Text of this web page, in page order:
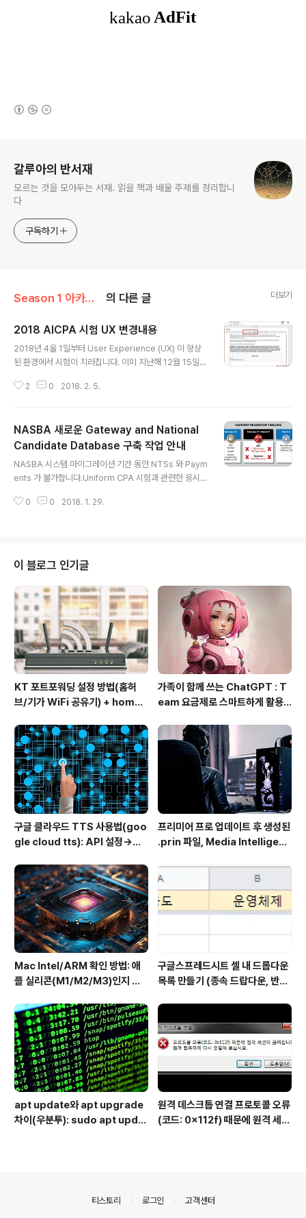
갈루아의 반서재
모르는 것을 모아두는 서재. 읽을 책과 배울 주제를 정리합니
다
구독하기
Season 1 아카이브/미국공인회계사 USCPA 의 다른 글 더보기
2018 AICPA 시험 UX 변경내용
2018년 4울 1일부터 User Experience (UX) 이 향상
된 환경에서 시험이 치러집니다. 이미 지난해 12월 15일,
바 있습니다. 새로운 환경에서 시험을 앞둔 분들을 위해 보
Test Centers 더욱 커진 스크린 덕분에 시뮬레이션 문제
풀이 과정에서 효율성이 높아졌습니다. 예를 들어, 시뮬레
이션 인터페이스의 경우 좌우측을 나눠서 응답영역과 작업
영역을 나눌 수 있게 되어 시뮬레이션 풀이에 많은 도움이
cel 이 CPA ..
2 0 2018. 2. 5.
NASBA 새로운 Gateway and National
Candidate Database 구축 작업 안내
NASBA 시스템 마이그레이션 기간 동안 NTSs 와 Paym
ents 가 불가합니다.Uniform CPA 시험과 관련한 응시생
앞두고 있습니다. 새로운 버전의 Gateway and Nationa
됩니다. 다만 시스템상 성공적으로 새로운 시스템을 이식
하기 위해 아래 기간 동안 일부 업무가 중단됩니다. 이번 마
이그레이션 기간 동안 Notices to Schedule (NTS) 출
력 및 재출력, 그리고 payments를 진행하실 수 없습니다.
따라서 모든 NTS 와 pay..
0 0 2018. 1. 29.
이 블로그 인기글
KT 포트포워딩 설정 방법(홈허
브/기가 WiFi 공유기) + homeh
가족이 함께 쓰는 ChatGPT : T
eam 요금제로 스마트하게 활용
구글 클라우드 TTS 사용법(goo
gle cloud tts): API 설정→음
프리미어 프로 업데이트 후 생성된
.prin 파일, Media Intelligenc
Mac Intel/ARM 확인 방법: 애
플 실리콘(M1/M2/M3)인지 인
구글스프레드시트 셀 내 드롭다운
목록 만들기 (종속 드랍다운, 반응
pulating a dropdown cell b
ased on values in another
dropdown cell
apt update와 apt upgrade
차이(우분투): sudo apt updat
원격 데스크톱 연결 프로토콜 오류
(코드: 0x112f) 때문에 원격 세션
티스토리 로그인 고객센터